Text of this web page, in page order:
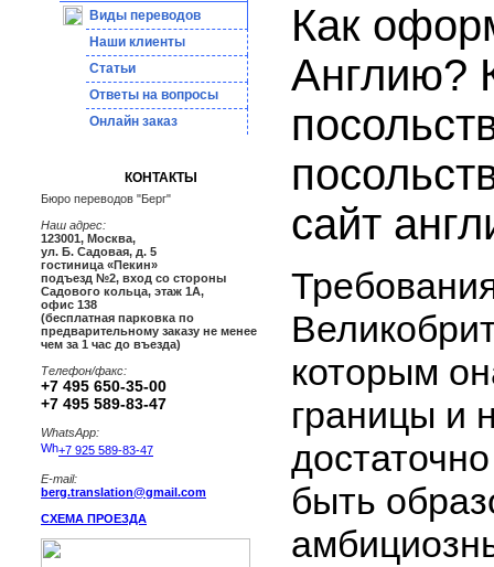
Виды переводов
Наши клиенты
Статьи
Ответы на вопросы
Онлайн заказ
КОНТАКТЫ
Бюро переводов "Берг"
Наш адрес:
123001, Москва,
ул. Б. Садовая, д. 5
гостиница «Пекин»
подъезд №2, вход со стороны
Садового кольца, этаж 1А,
офис 138
(бесплатная парковка по
предварительному заказу не менее
чем за 1 час до въезда)
Телефон/факс:
+7 495 650-35-00
+7 495 589-83-47
WhatsApp:
+7 925 589-83-47
E-mail:
berg.translation@gmail.com
СХЕМА ПРОЕЗДА
Как
Англию?
сайт
которым
границы и
быть